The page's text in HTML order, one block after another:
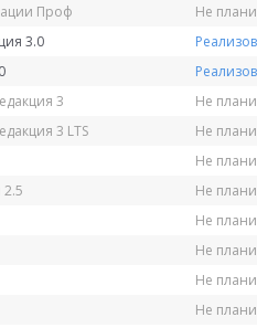
Проф
Не
3.0
3
Не
3 LTS
Не
Не
Не
Не
Не
Не
Не